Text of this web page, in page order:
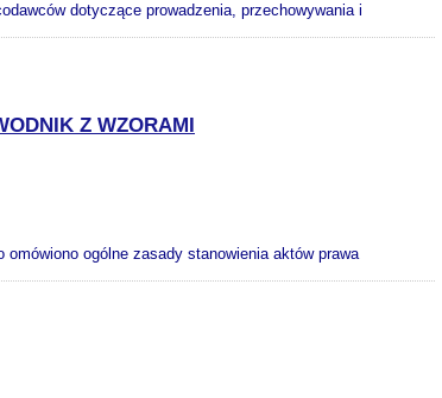
dotyczące prowadzenia, przechowywania i
Z WZORAMI
ogólne zasady stanowienia aktów prawa